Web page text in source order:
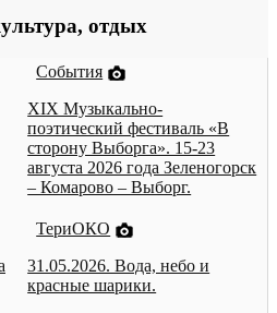
отдых
События
XIX Музыкально-
поэтический фестиваль «В
сторону Выборга». 15-23
августа 2026 года Зеленогорск
– Комарово – Выборг.
ТериОКО
31.05.2026. Вода, небо и
красные шарики.